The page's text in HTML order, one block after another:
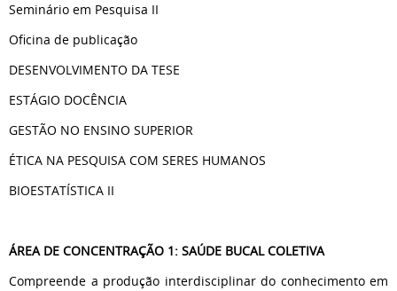
Seminário em Pesquisa II
Oficina de publicação
DESENVOLVIMENTO DA TESE
ESTÁGIO DOCÊNCIA
GESTÃO NO ENSINO SUPERIOR
ÉTICA NA PESQUISA COM SERES HUMANOS
BIOESTATÍSTICA II
ÁREA DE CONCENTRAÇÃO 1: SAÚDE BUCAL COLETIVA
Compreende a produção interdisciplinar do conhecimento em